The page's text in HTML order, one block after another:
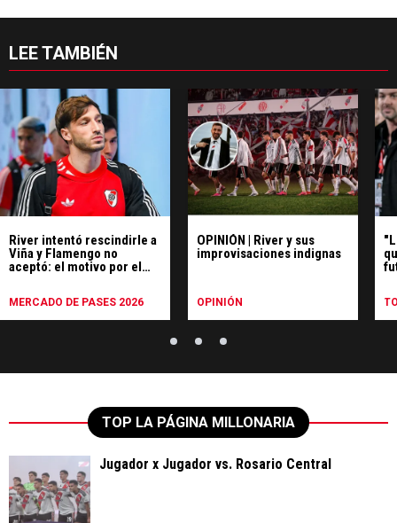
LEE TAMBIÉN
River intentó rescindirle a
Viña y Flamengo no
aceptó: el motivo por el
MERCADO DE PASES 2026
OPINIÓN | River y sus
improvisaciones indignas
OPINIÓN
TOP LA PÁGINA MILLONARIA
Jugador x Jugador vs. Rosario Central